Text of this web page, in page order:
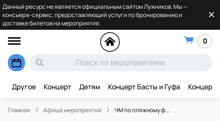
Данный ресурс не является официальным сайтом Лужников. Мы —
консьерж-сервис, предоставляющий услуги по бронированию и
доставке билетов на мероприятия.
0
Другое Концерт Детям Концерт Басты и Гуфа Концерт
Главная Афиша мероприятий ЧМ по пляжному ф...